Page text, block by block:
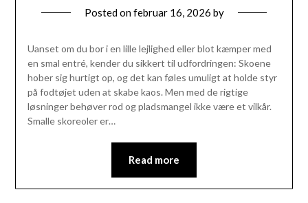
Posted onfebruar 16, 2026 by
Uanset om du bor i en lille lejlighed eller blot kæmper med
en smal entré, kender du sikkert til udfordringen: Skoene
hober sig hurtigt op, og det kan føles umuligt at holde styr
på fodtøjet uden at skabe kaos. Men med de rigtige
løsninger behøver rod og pladsmangel ikke være et vilkår.
Smalle skoreoler er…
Read more